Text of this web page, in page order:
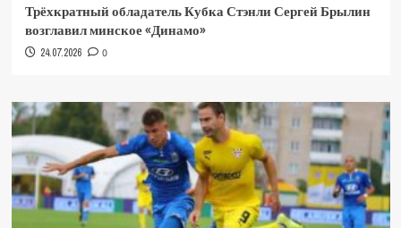
Трёхкратный обладатель Кубка Стэнли Сергей Брылин
возглавил минское «Динамо»
24.07.2026 0